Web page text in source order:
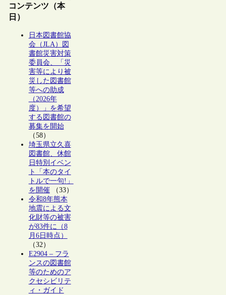
コンテンツ（本
日）
日本図書館協
会（JLA）図
書館災害対策
委員会、「災
害等により被
災した図書館
等への助成
（2026年
度）」を希望
する図書館の
募集を開始
（58）
埼玉県立久喜
図書館、休館
日特別イベン
ト「本のタイ
トルで一句!」
を開催（33）
令和8年熊本
地震による文
化財等の被害
が83件に（8
月6日時点）
（32）
E2904 – フラ
ンスの図書館
等のためのア
クセシビリテ
ィ・ガイド